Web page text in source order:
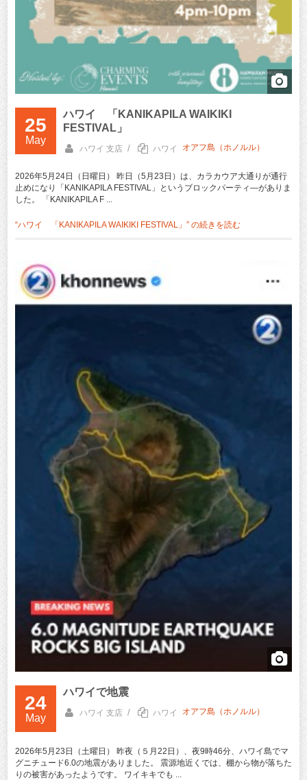
25
May
ハワイ 「KANIKAPILA WAIKIKI
FESTIVAL」
ハワイ 支店 / ハワイ オアフ島（ホノルル）
2026年5月24日（日曜日） 昨日（5月23日）は、カラカウア大通りが通行
止めになり「KANIKAPILA FESTIVAL」というブロックパーティ―がありま
した。 「KANIKAPILA F ...
“ハワイ 「KANIKAPILA WAIKIKI FESTIVAL」” の続きを読む
24
May
ハワイで地震
ハワイ 支店 / ハワイ オアフ島（ホノルル）
2026年5月23日（土曜日） 昨夜（５月22日）、夜9時46分、ハワイ島でマ
グニチュード6.0の地震がありました。 震源地近くでは、棚から物が落ちた
りの被害があったようです。 ワイキキでも ...